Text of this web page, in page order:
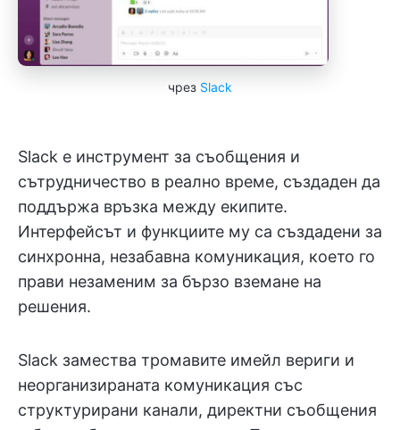
чрез Slack
Slack е инструмент за съобщения и
сътрудничество в реално време, създаден да
поддържа връзка между екипите.
Интерфейсът и функциите му са създадени за
синхронна, незабавна комуникация, което го
прави незаменим за бързо вземане на
решения.
Slack замества тромавите имейл вериги и
неорганизираната комуникация със
структурирани канали, директни съобщения